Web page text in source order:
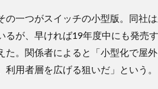
の一つがスイッチの小型版。同社
るが、早ければ19年度中にも発売
た。関係者によると「小型化で屋
利用者層を広げる狙いだ」という。